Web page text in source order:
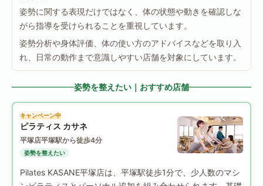
姿勢に関する表現だけではなく、体の状態や動きを確認しな
がら指導を受けられることを重視しています。
姿勢分析や身体評価、体の使い方のアドバイスなどを取り入
れ、日常の動作まで意識しやすい店舗を対象にしています。
姿勢を整えたい｜おすすめ店舗
キャンペーン中
ピラティス カサネ
平塚店平塚駅から徒歩4分
姿勢を整えたい
Pilates KASANE平塚店は、平塚駅徒歩1分で、少人数のマシ